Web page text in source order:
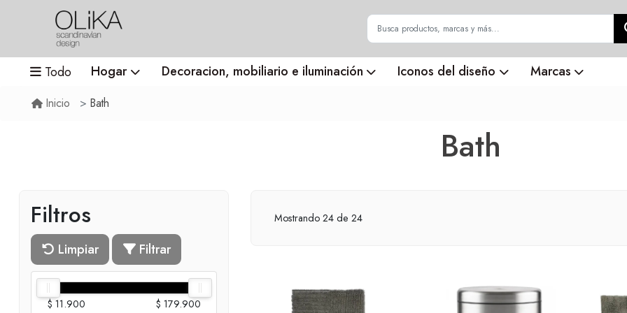
Todo Hogar Decoracion, mobiliario e iluminación Iconos del diseño Marcas
Inicio Bath
Bath
Filtros
Limpiar Filtrar
$ 11.900 $ 179.900
Mostrando 24 de 24